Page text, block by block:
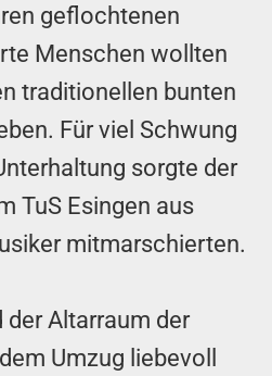
geflochtenen
Menschen wollten
traditionellen bunten
Für viel Schwung
sorgte der
TuS Esingen aus
mitmarschierten.
der Altarraum der
Umzug liebevoll